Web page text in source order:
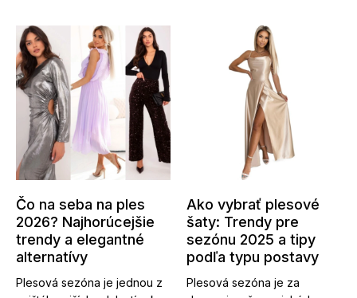
Čo na seba na ples
2026? Najhorúcejšie
trendy a elegantné
alternatívy
Plesová sezóna je jednou z
Ako vybrať plesové
šaty: Trendy pre
sezónu 2025 a tipy
podľa typu postavy
Plesová sezóna je za